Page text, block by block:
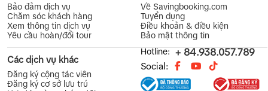
Khách sạn gần Cần Thơ Khách sạn gần Cà Mau
Bảo đảm dịch vụ
Chăm sóc khách hàng
Xem thông tin dịch vụ
Yêu cầu hoàn/đổi tour
Về Savingbooking.com
Tuyển dụng
Điều khoản & điều kiện
Bảo mật thông tin
Các dịch vụ khác
Đăng ký cộng tác viên
Đăng ký cơ sở lưu trú
Hotline: + 84.938.057.789
Social: